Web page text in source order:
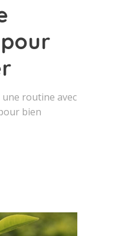
routine avec
bien